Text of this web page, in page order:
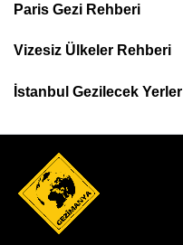
Top
Menu
Paris Gezi Rehberi
Vizesiz Ülkeler Rehberi
İstanbul Gezilecek Yerler